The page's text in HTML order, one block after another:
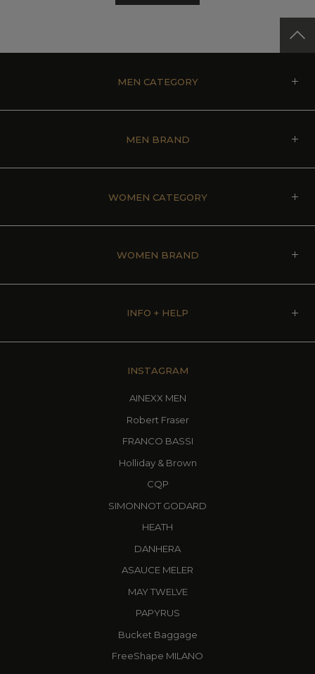
MEN CATEGORY
MEN BRAND
WOMEN CATEGORY
WOMEN BRAND
INFO + HELP
INSTAGRAM
AINEXX MEN
Robert Fraser
FRANCO BASSI
Holliday & Brown
CQP
SIMONNOT GODARD
HEATH
DANHERA
ASAUCE MELER
MAY TWELVE
PAPYRUS
Bucket Baggage
FreeShape MILANO